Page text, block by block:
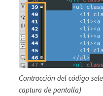
Contracción del código
captura de pantalla)